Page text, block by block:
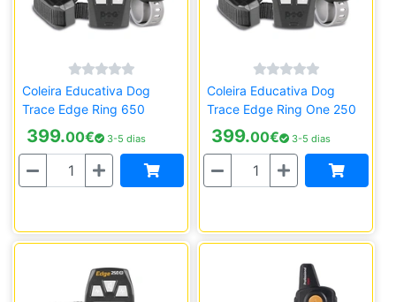
Coleira Educativa Dog
Trace Edge Ring 650
399.00€ 3-5 dias
Quantidade
Coleira Educativa Dog
Trace Edge Ring One 250
399.00€ 3-5 dias
Quantidade